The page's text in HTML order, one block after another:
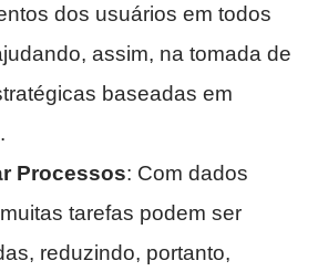
dos usuários em todos
assim, na tomada de
baseadas em
Processos: Com dados
tarefas podem ser
reduzindo, portanto,